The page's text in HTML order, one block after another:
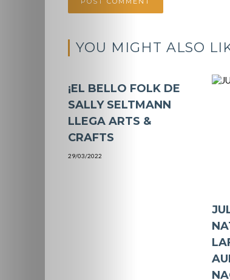
YOU MIGHT ALSO
¡EL BELLO FOLK DE
SALLY SELTMANN
LLEGA ARTS &
CRAFTS
29/03/2022